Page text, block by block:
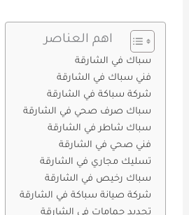
اهم العناصر
سباك في الشارقة
فني سباك في الشارقة
شركة سباكة في الشارقة
سباك صرف صحي في الشارقة
سباك شاطر في الشارقة
فني صحي في الشارقة
تسليك مجاري في الشارقة
سباك رخيص في الشارقة
شركة صيانة سباكة في الشارقة
تجديد حمامات في الشارقة